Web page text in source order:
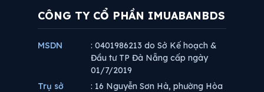
CÔNG TY CỔ PHẦN IMUABANBDS
MSDN
: 0401986213 do Sở Kế hoạch &
Đầu tư TP Đà Nẵng cấp ngày
01/7/2019
Trụ sở
: 16 Nguyễn Sơn Hà, phường Hòa